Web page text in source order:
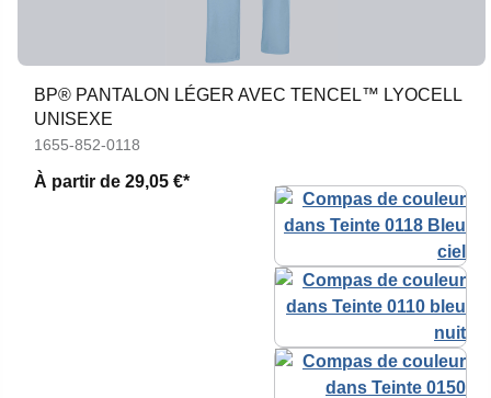
BP® PANTALON LÉGER AVEC TENCEL™ LYOCELL
UNISEXE
1655-852-0118
À partir de 29,05 €*